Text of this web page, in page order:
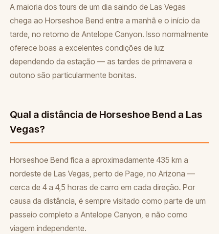
A maioria dos tours de um dia saindo de Las Vegas
chega ao Horseshoe Bend entre a manhã e o início da
tarde, no retorno de Antelope Canyon. Isso normalmente
oferece boas a excelentes condições de luz
dependendo da estação — as tardes de primavera e
outono são particularmente bonitas.
Qual a distância de Horseshoe Bend a Las
Vegas?
Horseshoe Bend fica a aproximadamente 435 km a
nordeste de Las Vegas, perto de Page, no Arizona —
cerca de 4 a 4,5 horas de carro em cada direção. Por
causa da distância, é sempre visitado como parte de um
passeio completo a Antelope Canyon, e não como
viagem independente.